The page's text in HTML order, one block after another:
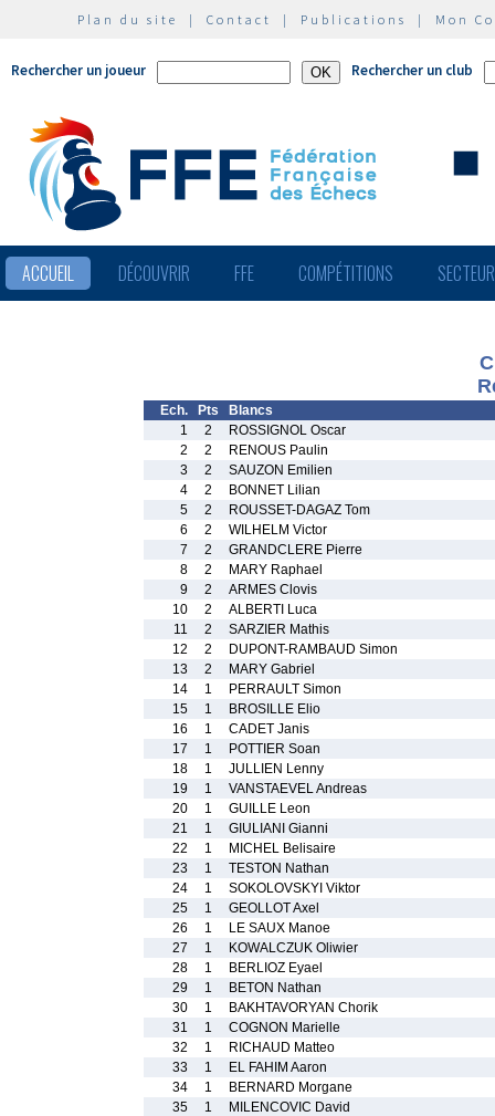
Plan du site | Contact | Publications | Mon
Rechercher un joueur Rechercher un club
ACCUEIL DÉCOUVRIR FFE COMPÉTITIONS
Ech. Pts
Blancs
1
2
ROSSIGNOL Oscar
2
2
RENOUS Paulin
3
2
SAUZON Emilien
4
2
BONNET Lilian
5
2
ROUSSET-DAGAZ Tom
6
2
WILHELM Victor
7
2
GRANDCLERE Pierre
8
2
MARY Raphael
9
2
ARMES Clovis
10
2
ALBERTI Luca
11
2
SARZIER Mathis
12
2
DUPONT-RAMBAUD Simon
13
2
MARY Gabriel
14
1
PERRAULT Simon
15
1
BROSILLE Elio
16
1
CADET Janis
17
1
POTTIER Soan
18
1
JULLIEN Lenny
19
1
VANSTAEVEL Andreas
20
1
GUILLE Leon
21
1
GIULIANI Gianni
22
1
MICHEL Belisaire
23
1
TESTON Nathan
24
1
SOKOLOVSKYI Viktor
25
1
GEOLLOT Axel
26
1
LE SAUX Manoe
27
1
KOWALCZUK Oliwier
28
1
BERLIOZ Eyael
29
1
BETON Nathan
30
1
BAKHTAVORYAN Chorik
31
1
COGNON Marielle
32
1
RICHAUD Matteo
33
1
EL FAHIM Aaron
34
1
BERNARD Morgane
35
1
MILENCOVIC David